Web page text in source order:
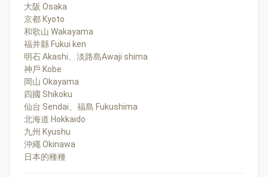
大阪 Osaka
京都 Kyoto
和歌山 Wakayama
福井縣 Fukui ken
明石 Akashi、淡路島Awaji shima
神戶 Kobe
岡山 Okayama
四國 Shikoku
仙台 Sendai、福島 Fukushima
北海道 Hokkaido
九州 Kyushu
沖繩 Okinawa
日本的種種